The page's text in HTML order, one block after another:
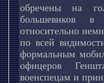
обречены на
большевиков в
относительно
по всей
формальным
офицеров
военспецам и